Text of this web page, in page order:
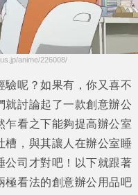
anime/226008/
驗呢？如果有，你又喜不
就討論起了一款創意辦公
乍看之下能夠提高辦公室
槽，與其讓人在辦公室睡
公司才對吧！以下就跟著
極看法的創意辦公用品吧